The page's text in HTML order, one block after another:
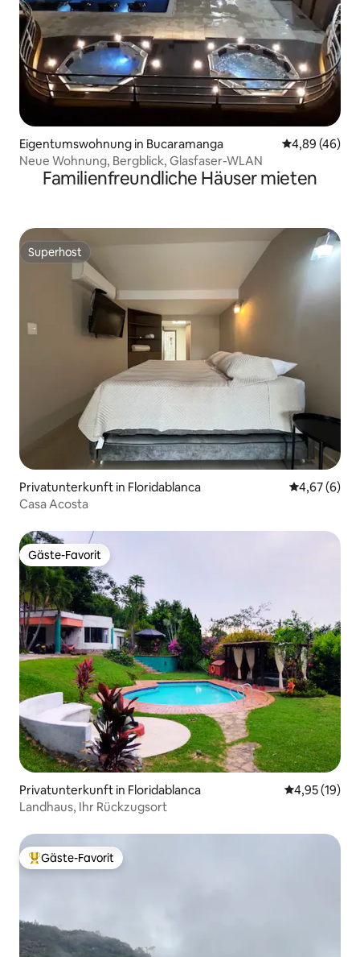
Eigentumswohnung in Bucaramanga
4,89 (46)
Neue Wohnung, Bergblick, Glasfaser-WLAN
Familienfreundliche Häuser mieten
Superhost
Superhost
Privatunterkunft in Floridablanca
4,67 (6)
Casa Acosta
Gäste-Favorit
Gäste-Favorit
Privatunterkunft in Floridablanca
4,95 (19)
Landhaus, Ihr Rückzugsort
Beliebter Gäste-Favorit.
Gäste-Favorit